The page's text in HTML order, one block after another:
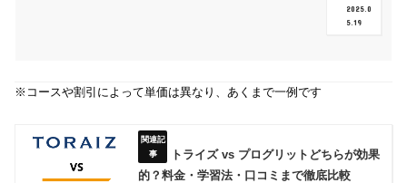
2025.0
5.19
※コースや割引によって単価は異なり、あくまで一例です
トライズ vs プログリットどちらが効果
的？料金・学習法・口コミまで徹底比較